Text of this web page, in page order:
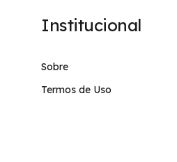
Institucional
Sobre
Termos de Uso